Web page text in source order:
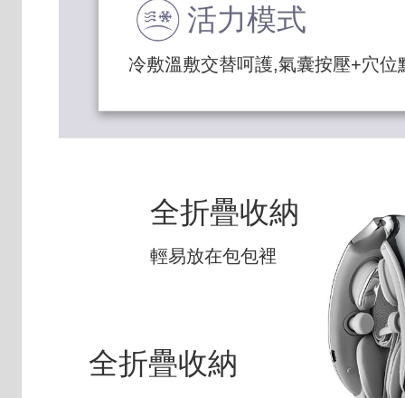
活力模式
冷敷溫敷交替呵護,氣囊按壓+穴位
全折疊收納
輕易放在包包裡
全折疊收納